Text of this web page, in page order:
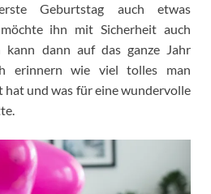
Geburtstag auch etwas
ihn mit Sicherheit auch
kann dann auf das ganze Jahr
erinnern wie viel tolles man
hat und was für eine wundervolle